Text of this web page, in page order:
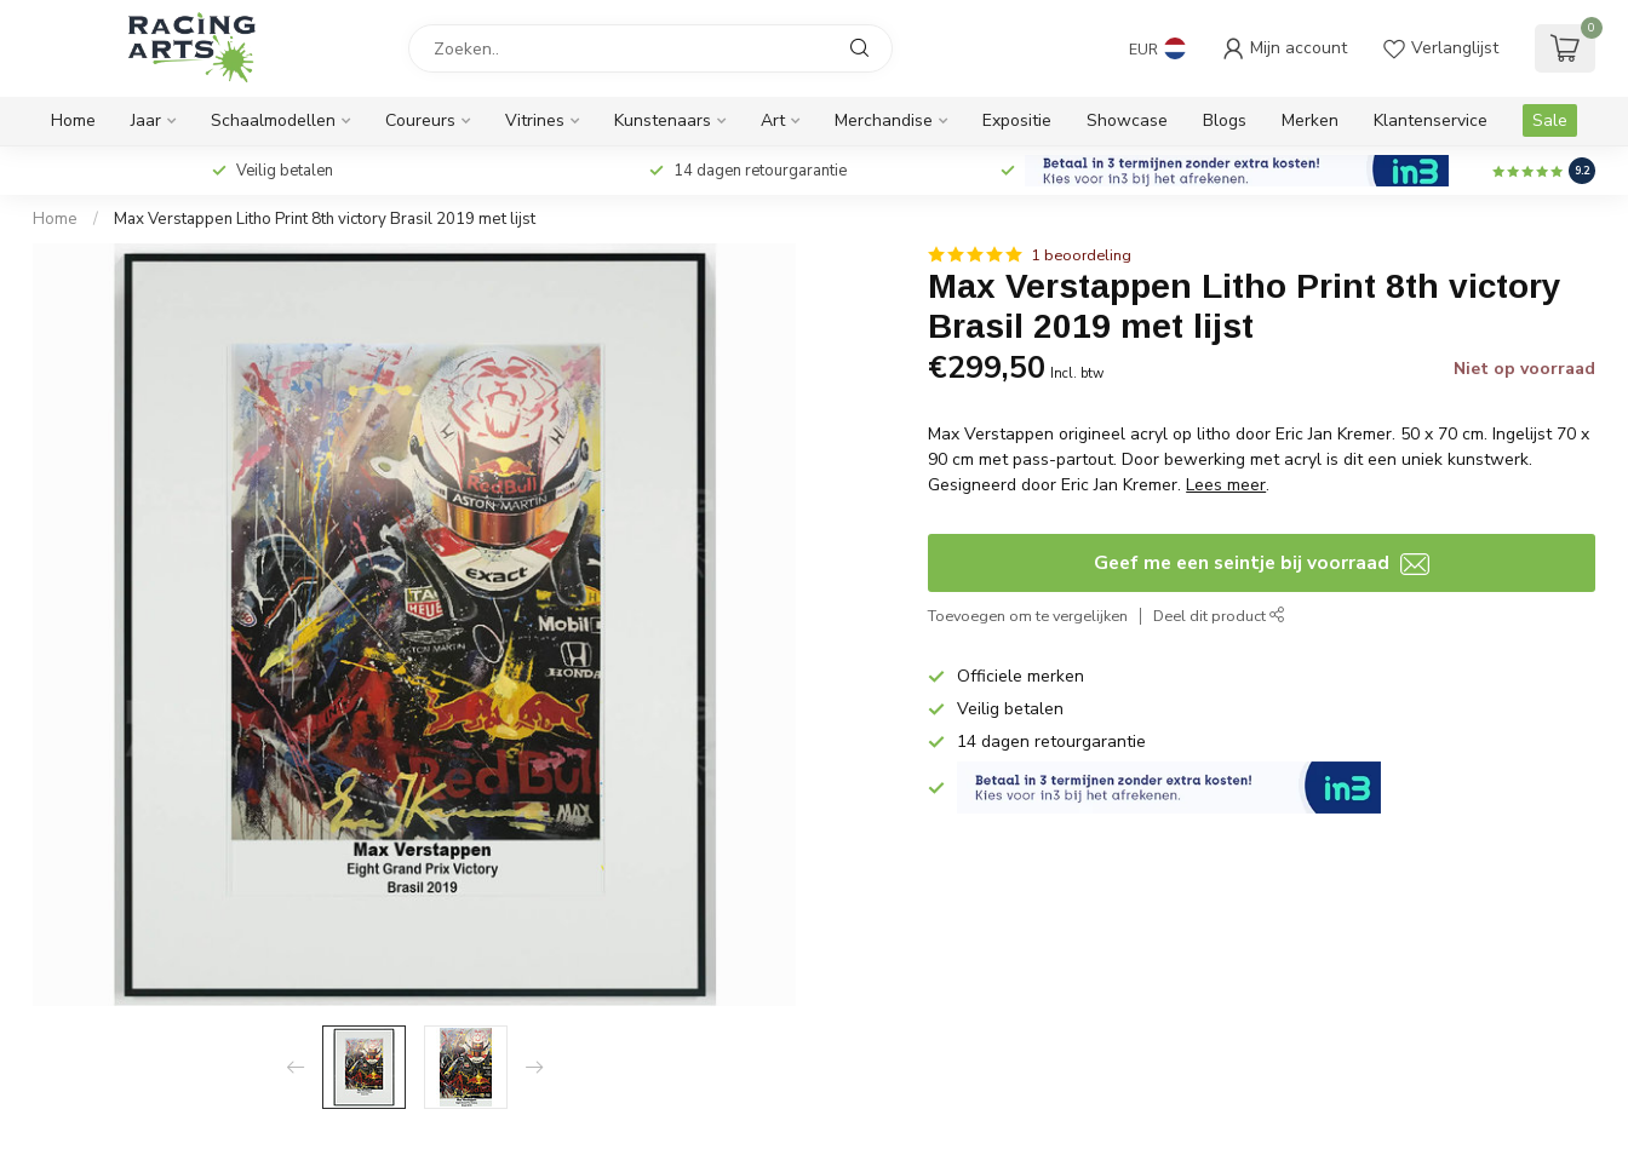
EUR Mijn account Verlanglijst
0
Home Jaar Schaalmodellen Coureurs Vitrines Kunstenaars Art Merchandise Expositie Showcase Blogs Merken Klantenservice Sale
Veilig betalen 14 dagen retourgarantie 9.2
Home / Max Verstappen Litho Print 8th victory Brasil 2019 met lijst
1 beoordeling
Max Verstappen Litho Print 8th victory
Brasil 2019 met lijst
€299,50 Incl. btw Niet op voorraad
Max Verstappen origineel acryl op litho door Eric Jan Kremer. 50 x 70 cm. Ingelijst 70 x
90 cm met pass-partout. Door bewerking met acryl is dit een uniek kunstwerk.
Gesigneerd door Eric Jan Kremer.Lees meer.
Geef me een seintje bij voorraad
Toevoegen om te vergelijken Deel dit product
Officiele merken
Veilig betalen
14 dagen retourgarantie